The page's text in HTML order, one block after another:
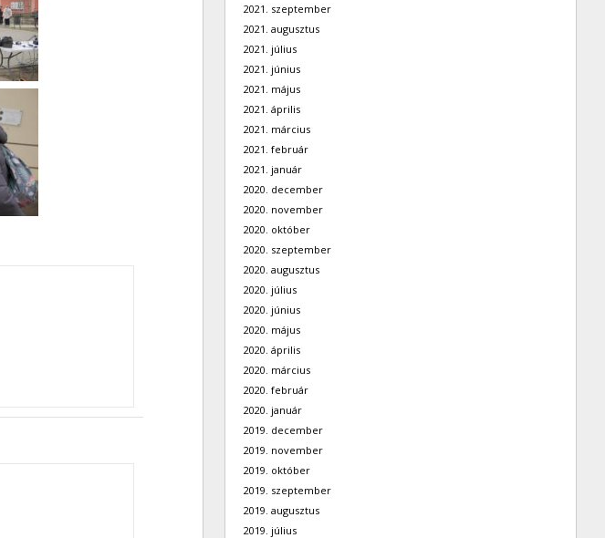
2021. szeptember
2021. augusztus
2021. július
2021. június
2021. május
2021. április
2021. március
2021. február
2021. január
2020. december
2020. november
2020. október
2020. szeptember
2020. augusztus
2020. július
2020. június
2020. május
2020. április
2020. március
2020. február
2020. január
2019. december
2019. november
2019. október
2019. szeptember
2019. augusztus
2019. július